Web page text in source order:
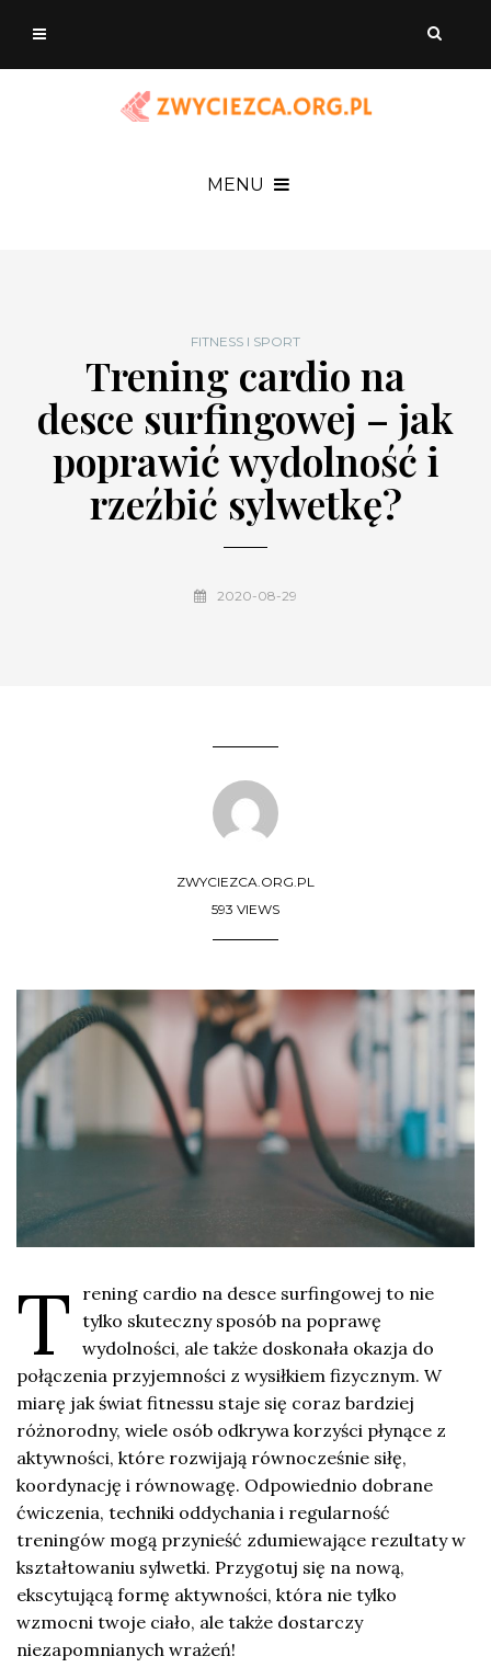
MENU
FITNESS I SPORT
Trening cardio na
desce surfingowej – jak
poprawić wydolność i
rzeźbić sylwetkę?
2020-08-29
ZWYCIEZCA.ORG.PL
593 VIEWS
T
rening cardio na desce surfingowej to nie
tylko skuteczny sposób na poprawę
wydolności, ale także doskonała okazja do
połączenia przyjemności z wysiłkiem fizycznym. W
miarę jak świat fitnessu staje się coraz bardziej
różnorodny, wiele osób odkrywa korzyści płynące z
aktywności, które rozwijają równocześnie siłę,
koordynację i równowagę. Odpowiednio dobrane
ćwiczenia, techniki oddychania i regularność
treningów mogą przynieść zdumiewające rezultaty w
kształtowaniu sylwetki. Przygotuj się na nową,
ekscytującą formę aktywności, która nie tylko
wzmocni twoje ciało, ale także dostarczy
niezapomnianych wrażeń!